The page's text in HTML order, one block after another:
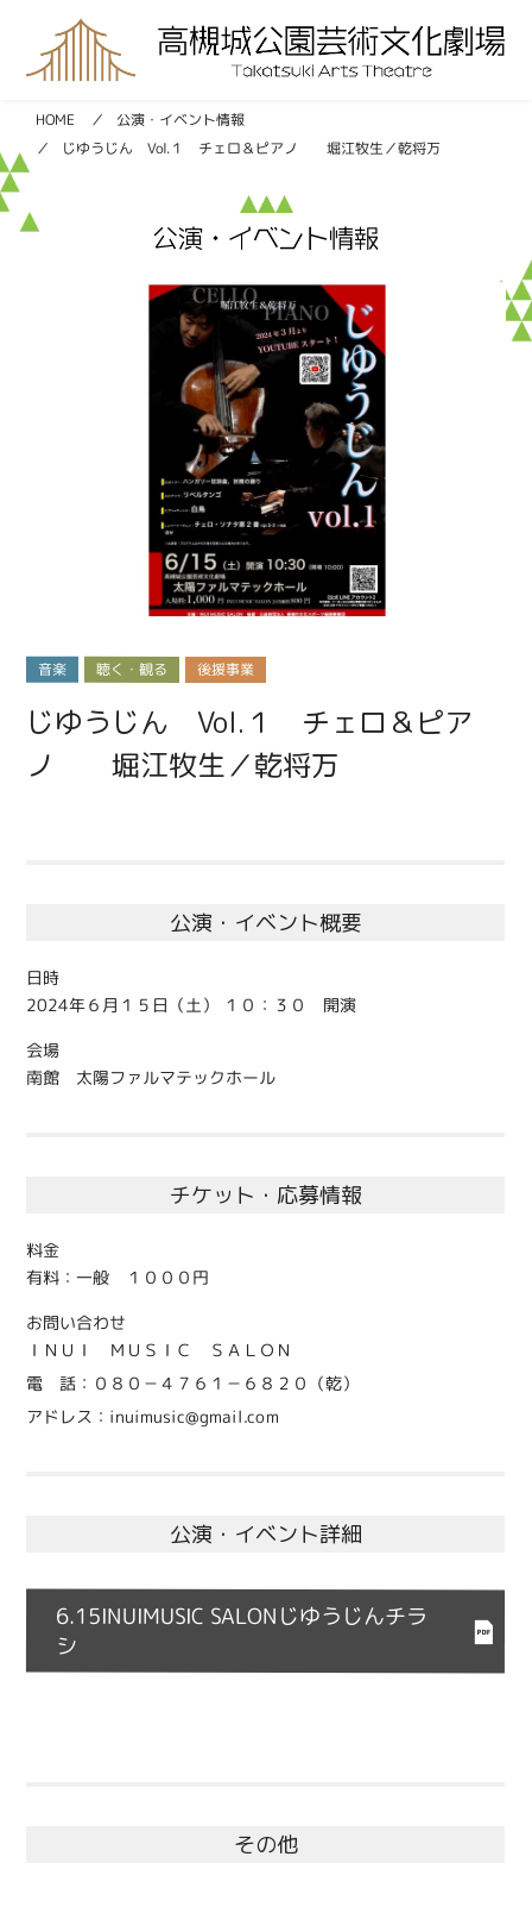
HOME 公演・イベント情報
じゆうじん Vol.１ チェロ＆ピアノ 堀江牧生／乾将万
音楽 聴く・観る 後援事業
じゆうじん Vol.１ チェロ＆ピア
ノ 堀江牧生／乾将万
公演・イベント概要
日時
2024年６月１５日（土） １０：３０ 開演
会場
南館 太陽ファルマテックホール
チケット・応募情報
料金
有料：一般 １０００円
お問い合わせ
ＩＮＵＩ ＭＵＳＩＣ ＳＡＬＯＮ
電 話：０８０－４７６１－６８２０（乾）
アドレス：inuimusic@gmail.com
公演・イベント詳細
6.15INUIMUSIC SALONじゆうじんチラ
シ
その他